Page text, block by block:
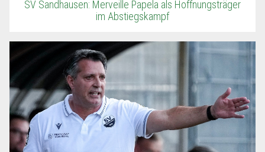
SV Sandhausen: Merveille Papela als Hoffnungsträger
im Abstiegskampf